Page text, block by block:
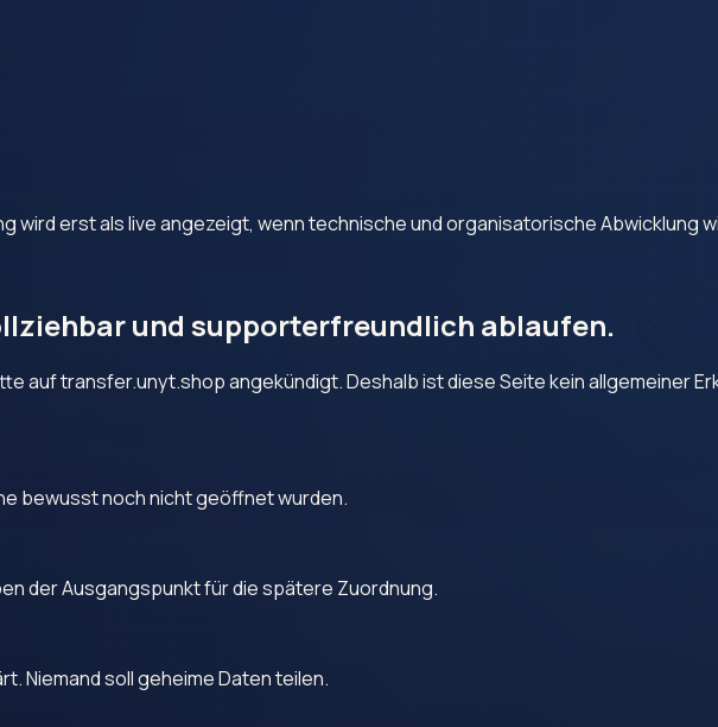
wird erst als live angezeigt, wenn technische und organisatorische Abwicklung
und supporterfreundlich ablaufen.
auf transfer.unyt.shop angekündigt. Deshalb ist diese Seite kein allgemeiner
bewusst noch nicht geöffnet wurden.
der Ausgangspunkt für die spätere Zuordnung.
Niemand soll geheime Daten teilen.